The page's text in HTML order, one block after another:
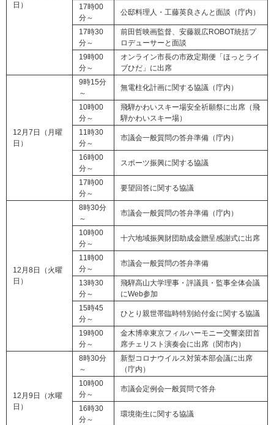
日）
17時00
分～
公邸料理人・工藤英良さんと面談（庁内）
17時30
分～
前田哲映画監督、安藤親広ROBOT統括プ
ロデューサーと面談
19時00
分～
オンライン市長の市政定期便「ほっとライ
ブひだ」に出席
12月7日（月曜
日）
9時15分
～
無電柱化計画に関する協議（庁内）
10時00
分～
飛騨かわいスキー場安全祈願祭に出席（飛
騨かわいスキー場）
11時30
分～
市議会一般質問の答弁準備（庁内）
16時00
分～
スポーツ振興に関する協議
17時00
分～
要望回答に関する協議
12月8日（火曜
日）
8時30分
～
市議会一般質問の答弁準備（庁内）
10時00
分～
十六地域振興財団助成金贈呈感謝式に出席
11時00
分～
市議会一般質問の答弁準備
13時30
分～
飛騨高山大学理事・評議員・監事全体会議
にWeb参加
15時45
分～
ひとり親世帯臨時特別給付金に関する協議
19時00
分～
金木博幸東京フィルハーモニー交響楽団首
席チェリスト演奏会に出席（関市内）
12月9日（水曜
日）
8時30分
～
新型コロナウイルス対策本部会議に出席
（庁内）
10時00
分～
市議会定例会一般質問で答弁
16時30
分～
環境衛生に関する協議